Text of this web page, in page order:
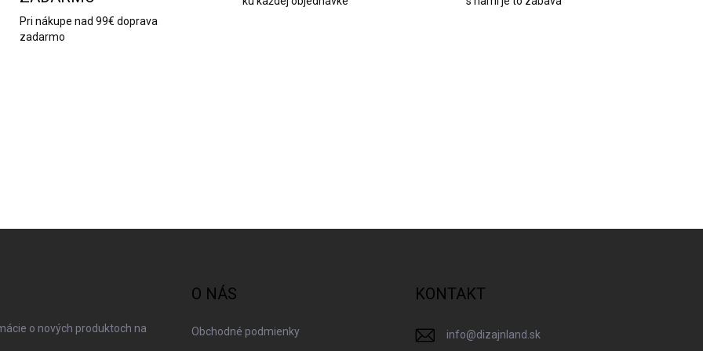
Pri nákupe nad 99€ doprava
zadarmo
o nových produktoch na
O NÁS
Obchodné podmienky
KONTAKT
info@dizajnland.sk